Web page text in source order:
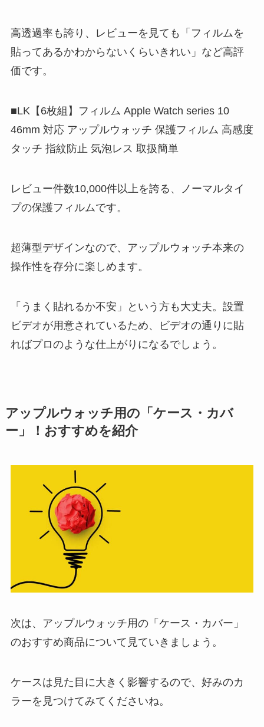
高透過率も誇り、レビューを見ても「フィルムを
貼ってあるかわからないくらいきれい」など高評
価です。
■LK【6枚組】フィルム Apple Watch series 10
46mm 対応 アップルウォッチ 保護フィルム 高感度
タッチ 指紋防止 気泡レス 取扱簡単
レビュー件数10,000件以上を誇る、ノーマルタイ
プの保護フィルムです。
超薄型デザインなので、アップルウォッチ本来の
操作性を存分に楽しめます。
「うまく貼れるか不安」という方も大丈夫。設置
ビデオが用意されているため、ビデオの通りに貼
ればプロのような仕上がりになるでしょう。
アップルウォッチ用の「ケース・カバ
ー」！おすすめを紹介
次は、アップルウォッチ用の「ケース・カバー」
のおすすめ商品について見ていきましょう。
ケースは見た目に大きく影響するので、好みのカ
ラーを見つけてみてくださいね。